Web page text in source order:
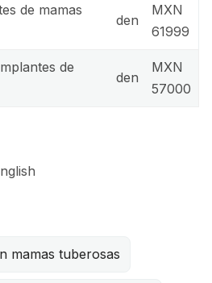
de mamas
den
MXN
61999
de
den
MXN
57000
mamas tuberosas